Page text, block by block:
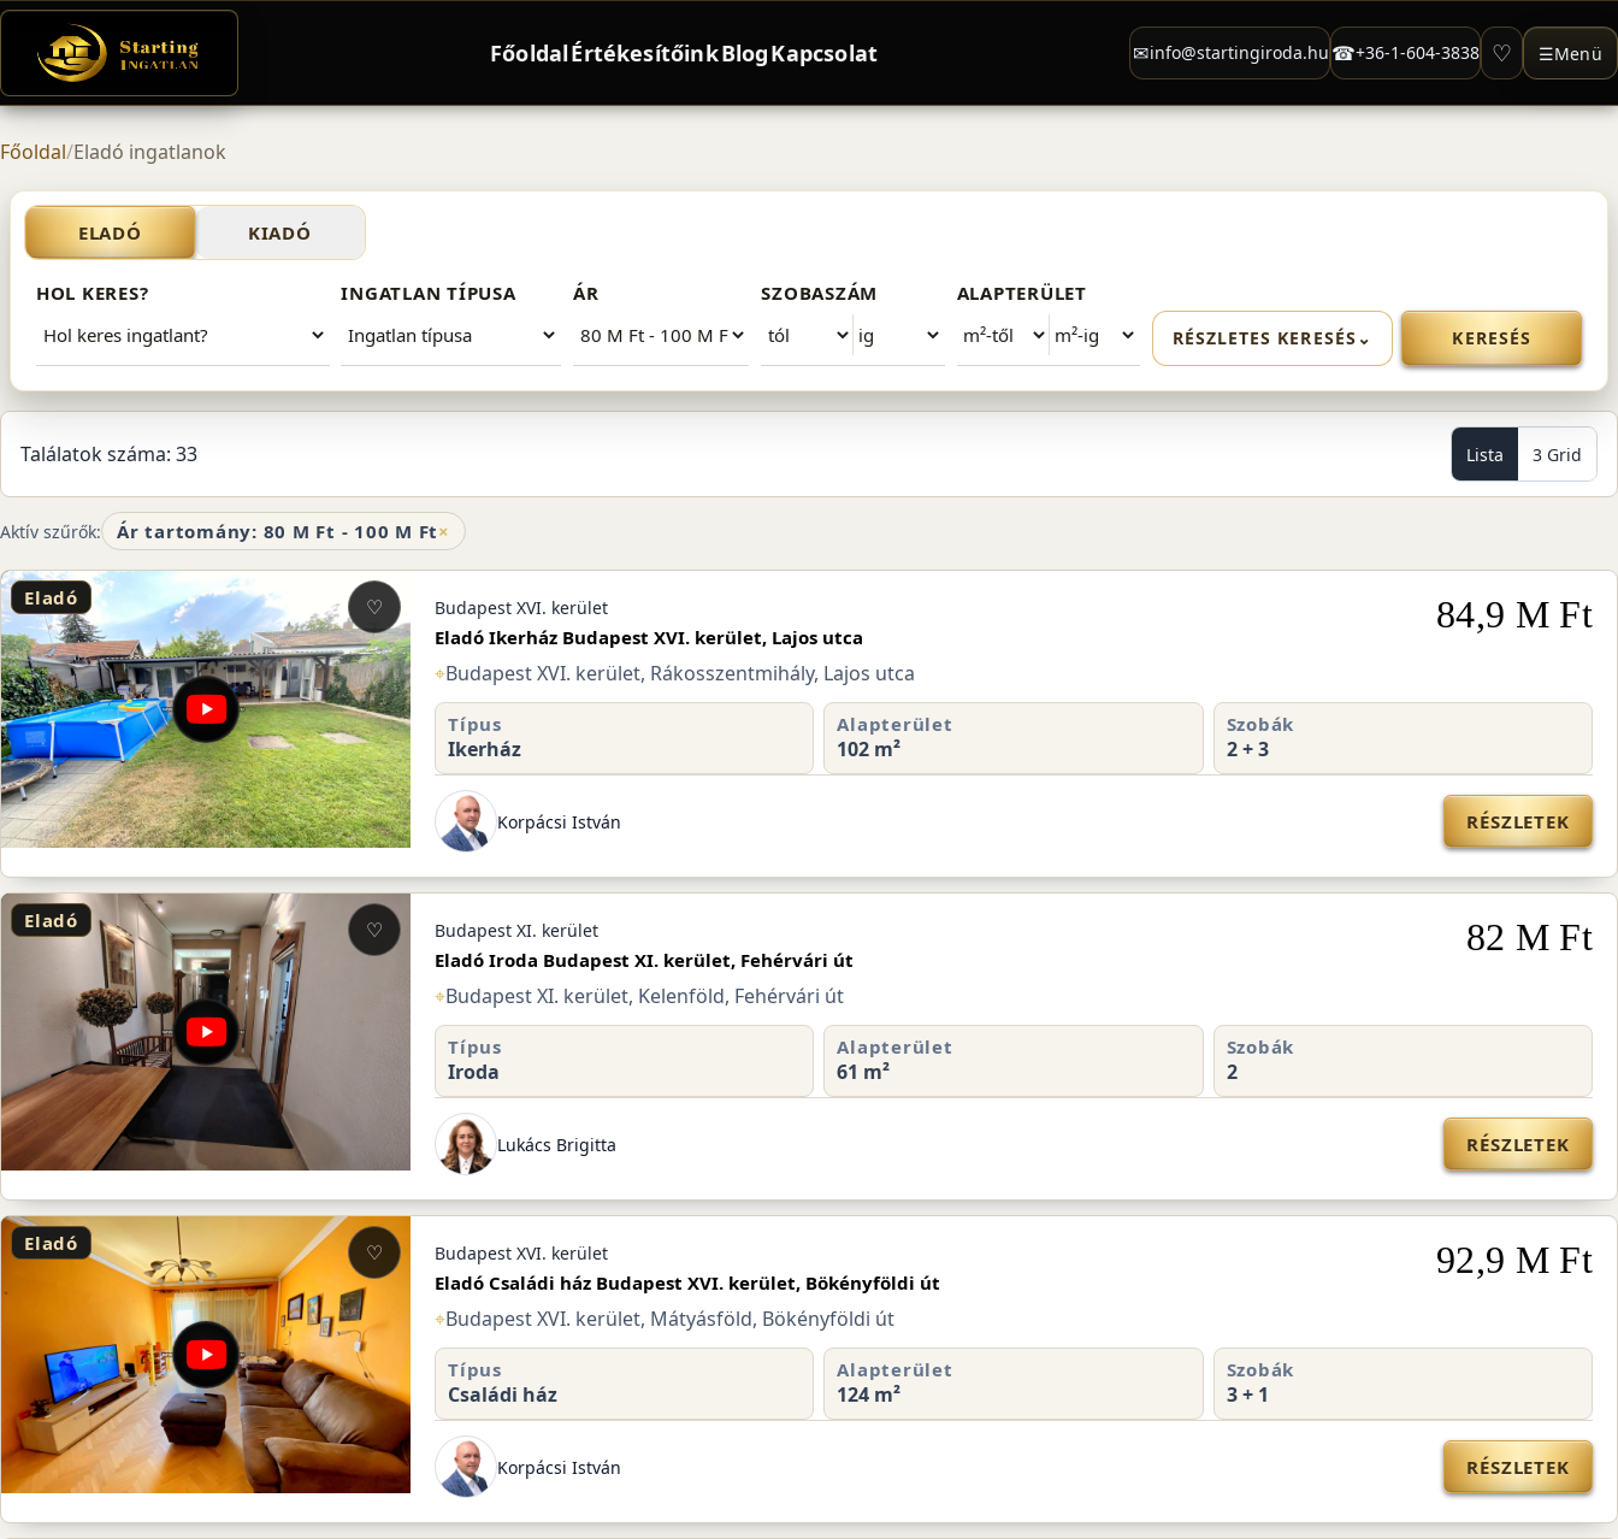
FőoldalÉrtékesítőinkBlogKapcsolat ✉info@startingiroda.hu ☎+36-1-604-3838 ♡ ☰Menü
Főoldal/Eladó ingatlanok
Eladó ingatlan 80-100 millió Ft között
ELADÓ KIADÓ
HOL KERES? INGATLAN TÍPUSA ÁR SZOBASZÁM ALAPTERÜLET
RÉSZLETES KERESÉS ⌄ KERESÉS
Találatok száma: 33 Lista 3 Grid
Aktív szűrők: Ár tartomány: 80 M Ft - 100 M Ft×
Eladó ♡ Budapest XVI. kerület
Eladó Ikerház Budapest XVI. kerület, Lajos utca
84,9 M Ft
⌖Budapest XVI. kerület, Rákosszentmihály, Lajos utca
Típus
Ikerház
Alapterület
102 m²
Szobák
2 + 3
Korpácsi István RÉSZLETEK
Eladó ♡ Budapest XI. kerület
Eladó Iroda Budapest XI. kerület, Fehérvári út
82 M Ft
⌖Budapest XI. kerület, Kelenföld, Fehérvári út
Típus
Iroda
Alapterület
61 m²
Szobák
2
Lukács Brigitta RÉSZLETEK
Eladó ♡ Budapest XVI. kerület
Eladó Családi ház Budapest XVI. kerület, Bökényföldi út
92,9 M Ft
⌖Budapest XVI. kerület, Mátyásföld, Bökényföldi út
Típus
Családi ház
Alapterület
124 m²
Szobák
3 + 1
Korpácsi István RÉSZLETEK